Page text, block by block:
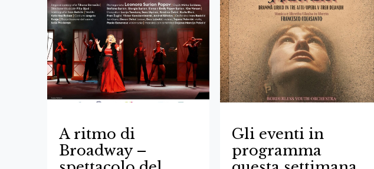
A ritmo di
Broadway –
Gli eventi in
programma